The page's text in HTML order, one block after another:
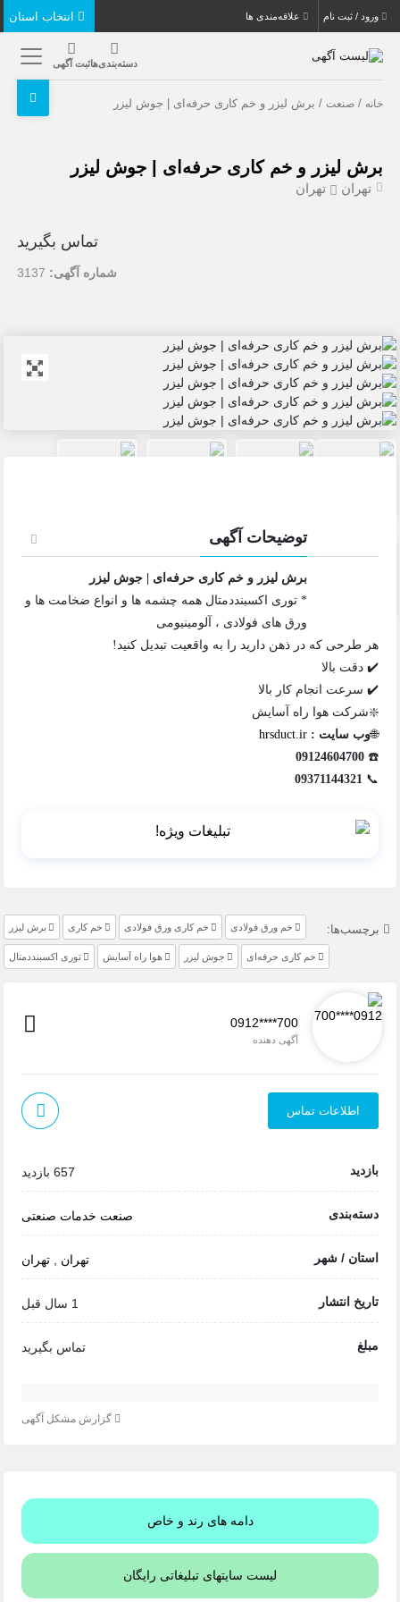
ورود / ثبت نام علاقه‌مندی ها
دسته‌بندی‌هاثبت آگهی
خانه /صنعت / برش لیزر و خم کاری حرفه‌ای | جوش لیزر
برش لیزر و خم کاری حرفه‌ای | جوش لیزر
تهران تهران
تماس بگیرید
شماره آگهی: 3137
توضیحات آگهی
برش لیزر و خم کاری حرفه‌ای | جوش لیزر
* توری اکسبنددمتال همه چشمه ها و انواع ضخامت ها و
ورق های فولادی ، آلومینیومی
هر طرحی که در ذهن دارید را به واقعیت تبدیل کنید!
✔️ دقت بالا
✔️ سرعت انجام کار بالا
❇️شرکت هوا راه آسایش
🌐وب سایت : hrsduct.ir
☎️
09124604700
📞
09371144321
برچسب‌ها: خم ورق فولادی خم کاری ورق فولادی خم کاری برش لیزر
خم کاری حرفه‌ای جوش لیزر هوا راه آسایش توری اکسبنددمتال
0912****700
آگهی دهنده
اطلاعات تماس
بازدید 657 بازدید
دسته‌بندی صنعت خدمات صنعتی
استان / شهر تهران تهران
تاریخ انتشار 1 سال قبل
مبلغ تماس بگیرید
گزارش مشکل آگهی
دامه های رند و خاص
لیست سایتهای تبلیغاتی رایگان